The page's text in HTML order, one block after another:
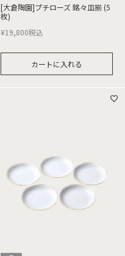
[大倉陶園]プチローズ 銘々皿揃 (5
枚)
¥19,800税込
カートに入れる